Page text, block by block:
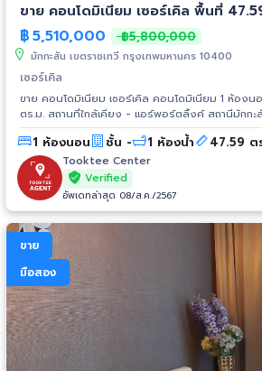
ขาย คอนโดมิเนียม เซอร์เคิล พื้นที่
฿5,510,000 ฿5,800,000
มักกะสัน เขตราชเทวี กรุงเทพมหานคร 10400
เซอร์เคิล
ขาย คอนโดมิเนียม เซอร์เคิล คอนโดมิเนียม 1 ห้อง
ตร.ม. สถานที่ใกล้เคียง - แอร์พอร์ตลิ้งค์ สถานีมักกะสัน - รถไฟฟ้าใต้ดิน MRT
สถานีเพชรบุรี - มักกะสัน คอมเพล็กซ์ - ห้างสรรพสิ
เซ็นทรัลเวิลด์ - ประตูน้ำ - แพลตตินัม - โรงพยาบาล
พยาบาลกรุงเทพ - โรงพยาบาลพระราม 9
1 ห้องนอน ชั้น - 1 ห้องน้ำ 47.59 ต
Tooktee Center
Verified
อัพเดทล่าสุด 08/ส.ค./2567
ขาย
มือสอง